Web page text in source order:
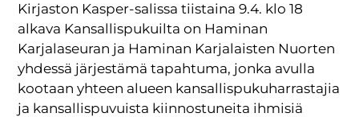
Kirjaston Kasper-salissa tiistaina 9.4. klo 18
alkava Kansallispukuilta on Haminan
Karjalaseuran ja Haminan Karjalaisten Nuorten
yhdessä järjestämä tapahtuma, jonka avulla
kootaan yhteen alueen kansallispukuharrastajia
ja kansallispuvuista kiinnostuneita ihmisiä